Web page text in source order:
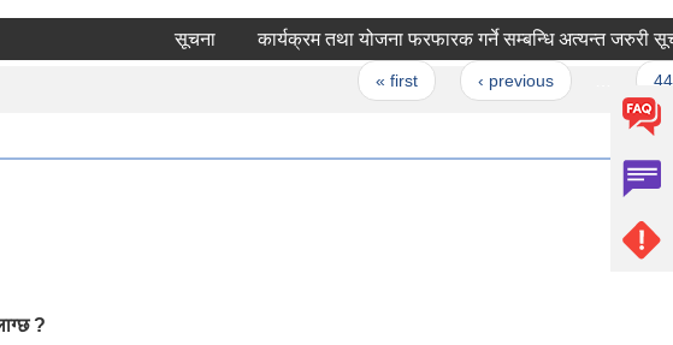
सूचना कार्यक्रम तथा योजना फरफारक गर्ने सम्बन्धि अत्यन्त जरुरी सूचना
« first ‹ previous
?